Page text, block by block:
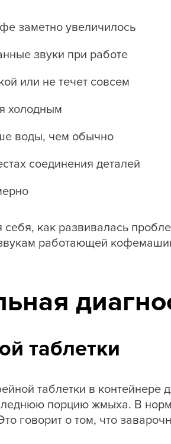
заметно увеличилось
звуки при работе
или не течет совсем
холодным
воды, чем обычно
соединения деталей
как развивалась
работающей
таблетки
таблетки в
порцию жмыха. В
говорит о том, что